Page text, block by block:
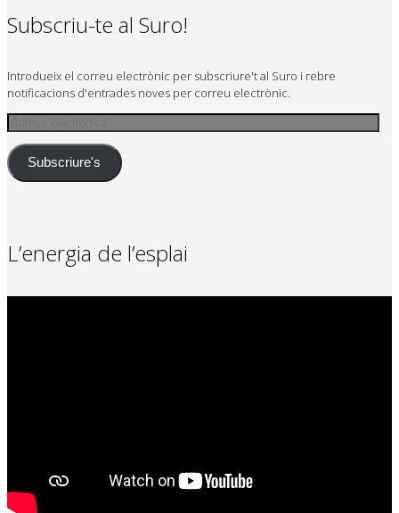
Subscriu-te al Suro!
Introdueix el correu electrònic per subscriure't al Suro i rebre
notificacions d'entrades noves per correu electrònic.
Adreça
electrònica
Subscriure's
L’energia de l’esplai